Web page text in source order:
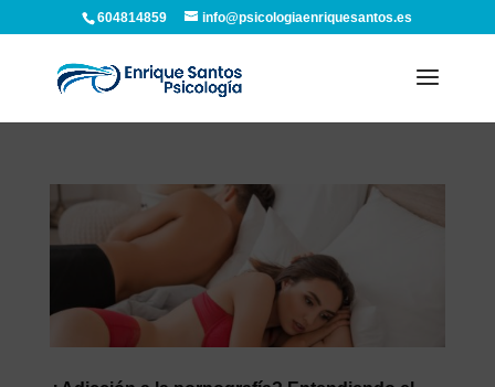
604814859 info@psicologiaenriquesantos.es